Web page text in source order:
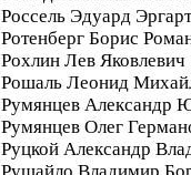
Россель Эдуард
Ротенберг Борис
Рохлин Лев Яковлевич
Рошаль Леонид
Румянцев Александр
Румянцев Олег
Руцкой Александр